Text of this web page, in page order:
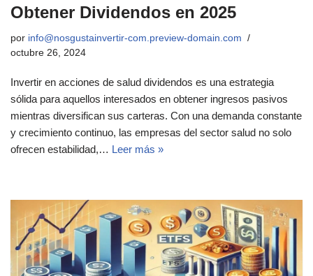
Obtener Dividendos en 2025
por info@nosgustainvertir-com.preview-domain.com
octubre 26, 2024
Invertir en acciones de salud dividendos es una estrategia
sólida para aquellos interesados en obtener ingresos pasivos
mientras diversifican sus carteras. Con una demanda constante
y crecimiento continuo, las empresas del sector salud no solo
ofrecen estabilidad,… Leer más »